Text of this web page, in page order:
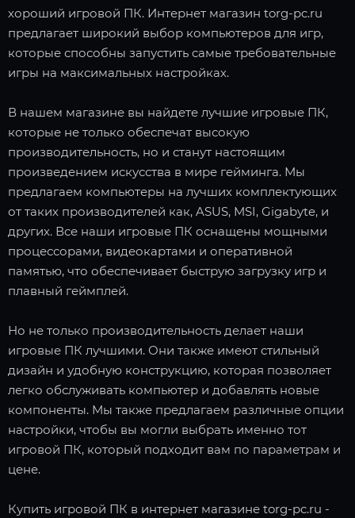
хороший игровой ПК. Интернет магазин torg-pc.ru
предлагает широкий выбор компьютеров для игр,
которые способны запустить самые требовательные
игры на максимальных настройках.
В нашем магазине вы найдете лучшие игровые ПК,
которые не только обеспечат высокую
производительность, но и станут настоящим
произведением искусства в мире гейминга. Мы
предлагаем компьютеры на лучших комплектующих
от таких производителей как, ASUS, MSI, Gigabyte, и
других. Все наши игровые ПК оснащены мощными
процессорами, видеокартами и оперативной
памятью, что обеспечивает быструю загрузку игр и
плавный геймплей.
Но не только производительность делает наши
игровые ПК лучшими. Они также имеют стильный
дизайн и удобную конструкцию, которая позволяет
легко обслуживать компьютер и добавлять новые
компоненты. Мы также предлагаем различные опции
настройки, чтобы вы могли выбрать именно тот
игровой ПК, который подходит вам по параметрам и
цене.
Купить игровой ПК в интернет магазине torg-pc.ru -